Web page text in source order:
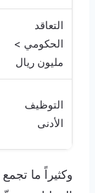
التعاقد
الحكومي >
مليون ريال
التوظيف
الأدنى
وكثيراً ما